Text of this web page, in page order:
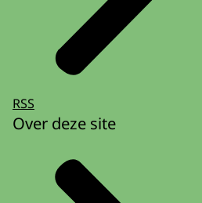
RSS
Over deze site